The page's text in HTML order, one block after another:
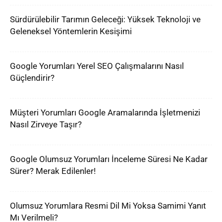
Sürdürülebilir Tarımın Geleceği: Yüksek Teknoloji ve
Geleneksel Yöntemlerin Kesişimi
Google Yorumları Yerel SEO Çalışmalarını Nasıl
Güçlendirir?
Müşteri Yorumları Google Aramalarında İşletmenizi
Nasıl Zirveye Taşır?
Google Olumsuz Yorumları İnceleme Süresi Ne Kadar
Sürer? Merak Edilenler!
Olumsuz Yorumlara Resmi Dil Mi Yoksa Samimi Yanıt
Mı Verilmeli?